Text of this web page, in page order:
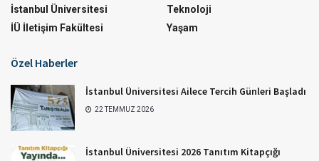
İstanbul Üniversitesi
İÜ İletişim Fakültesi
Teknoloji
Yaşam
Özel Haberler
İstanbul Üniversitesi Ailece Tercih Günleri Başladı
22 TEMMUZ 2026
İstanbul Üniversitesi 2026 Tanıtım Kitapçığı